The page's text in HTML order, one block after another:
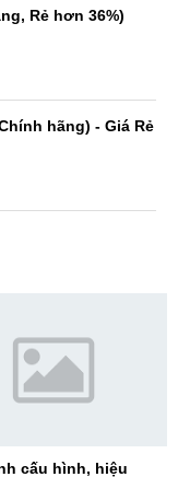
Rẻ hơn 36%)
hãng) - Giá Rẻ
cấu hình, hiệu